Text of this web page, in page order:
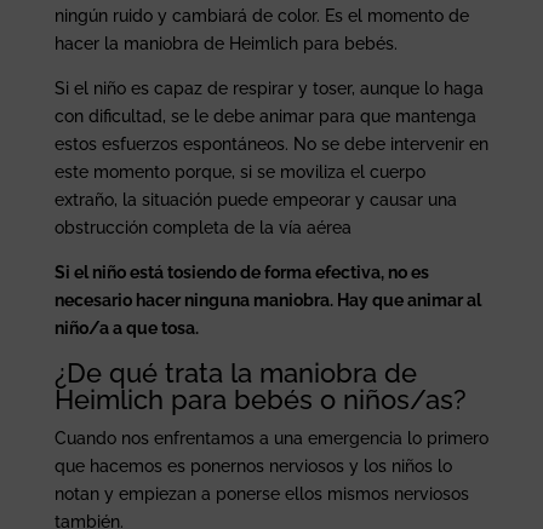
ningún ruido y cambiará de color. Es el momento de
hacer la maniobra de Heimlich para bebés.
Si el niño es capaz de respirar y toser, aunque lo haga
con dificultad, se le debe animar para que mantenga
estos esfuerzos espontáneos. No se debe intervenir en
este momento porque, si se moviliza el cuerpo
extraño, la situación puede empeorar y causar una
obstrucción completa de la vía aérea
Si el niño está tosiendo de forma efectiva, no es
necesario hacer ninguna maniobra. Hay que animar al
niño/a a que tosa.
¿De qué trata la maniobra de
Heimlich para bebés o niños/as?
Cuando nos enfrentamos a una emergencia lo primero
que hacemos es ponernos nerviosos y los niños lo
notan y empiezan a ponerse ellos mismos nerviosos
también.